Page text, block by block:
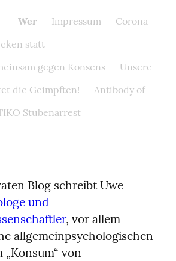
Wer Impressum
Corona
statt
gegen Konsens
Unsere
die Geimpften!
Antibody of
Stubenarrest
Blog schreibt Uwe
und
, vor allem
allgemeinpsychologischen
„Konsum“ von